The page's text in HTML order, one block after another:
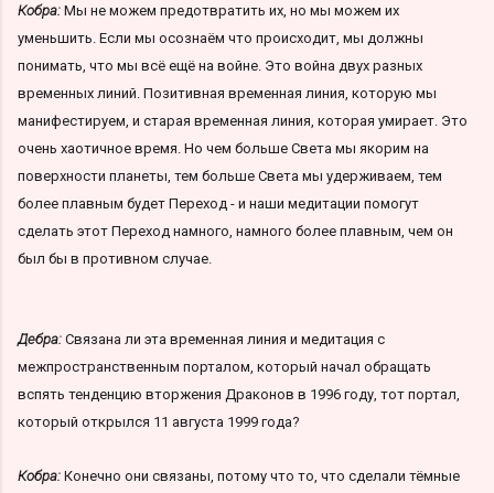
Кобра: Мы не можем предотвратить их, но мы можем их
уменьшить. Если мы осознаём что происходит, мы должны
понимать, что мы всё ещё на войне. Это война двух разных
временных линий. Позитивная временная линия, которую мы
манифестируем, и старая временная линия, которая умирает. Это
очень хаотичное время. Но чем больше Света мы якорим на
поверхности планеты, тем больше Света мы удерживаем, тем
более плавным будет Переход - и наши медитации помогут
сделать этот Переход намного, намного более плавным, чем он
был бы в противном случае.
Дебра: Связана ли эта временная линия и медитация с
межпространственным порталом, который начал обращать
вспять тенденцию вторжения Драконов в 1996 году, тот портал,
который открылся 11 августа 1999 года?
Кобра: Конечно они связаны, потому что то, что сделали тёмные